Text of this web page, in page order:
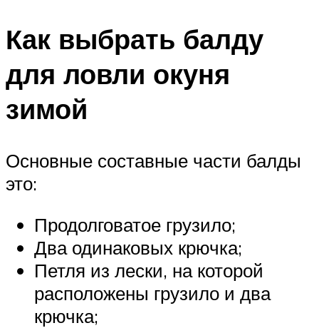
Как выбрать балду
для ловли окуня
зимой
Основные составные части балды
это:
Продолговатое грузило;
Два одинаковых крючка;
Петля из лески, на которой
расположены грузило и два
крючка;